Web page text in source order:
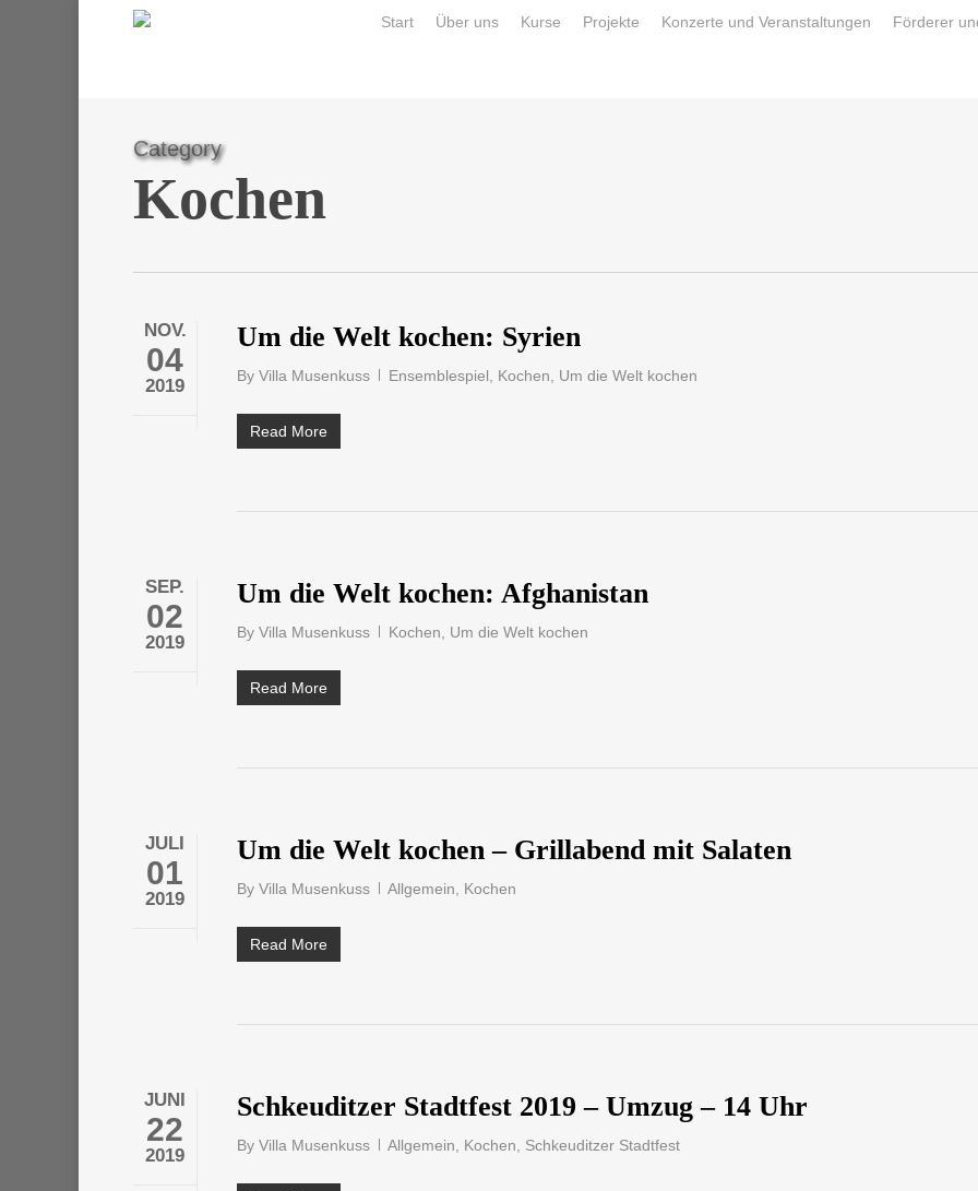
Start Über uns Kurse Projekte Konzerte und Veranstaltungen Förderer
Category
Kochen
NOV.
04
2019
Um die Welt kochen: Syrien
By Villa Musenkuss Ensemblespiel Kochen Um die Welt kochen
Read More
SEP.
02
2019
Um die Welt kochen: Afghanistan
By Villa Musenkuss Kochen Um die Welt kochen
Read More
JULI
01
2019
Um die Welt kochen – Grillabend mit Salaten
By Villa Musenkuss Allgemein Kochen
Read More
JUNI
22
2019
Schkeuditzer Stadtfest 2019 – Umzug – 14 Uhr
By Villa Musenkuss Allgemein Kochen Schkeuditzer Stadtfest